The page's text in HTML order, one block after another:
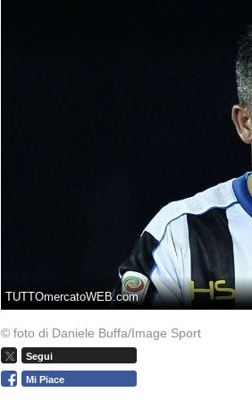
TUTTOmercatoWEB.com
© foto di Daniele Buffa/Image Sport
Segui
Mi Piace